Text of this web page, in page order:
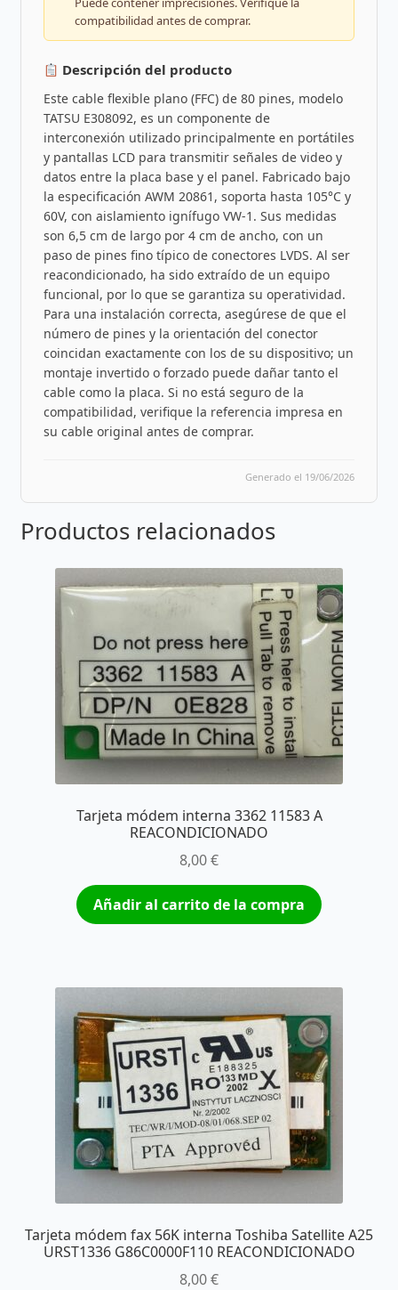
compatibilidad antes de comprar.
Descripción del producto
Este cable flexible plano (FFC) de 80 pines, modelo
TATSU E308092, es un componente de
interconexión utilizado principalmente en portátiles
y pantallas LCD para transmitir señales de video y
datos entre la placa base y el panel. Fabricado bajo
la especificación AWM 20861, soporta hasta 105°C y
60V, con aislamiento ignífugo VW-1. Sus medidas
son 6,5 cm de largo por 4 cm de ancho, con un
paso de pines fino típico de conectores LVDS. Al ser
reacondicionado, ha sido extraído de un equipo
funcional, por lo que se garantiza su operatividad.
Para una instalación correcta, asegúrese de que el
número de pines y la orientación del conector
coincidan exactamente con los de su dispositivo; un
montaje invertido o forzado puede dañar tanto el
cable como la placa. Si no está seguro de la
compatibilidad, verifique la referencia impresa en
su cable original antes de comprar.
Generado el 19/06/2026
Productos relacionados
Tarjeta módem interna 3362 11583 A
REACONDICIONADO
8,00€
Añadir al carrito de la compra
Tarjeta módem fax 56K interna Toshiba Satellite A25
URST1336 G86C0000F110 REACONDICIONADO
8,00€